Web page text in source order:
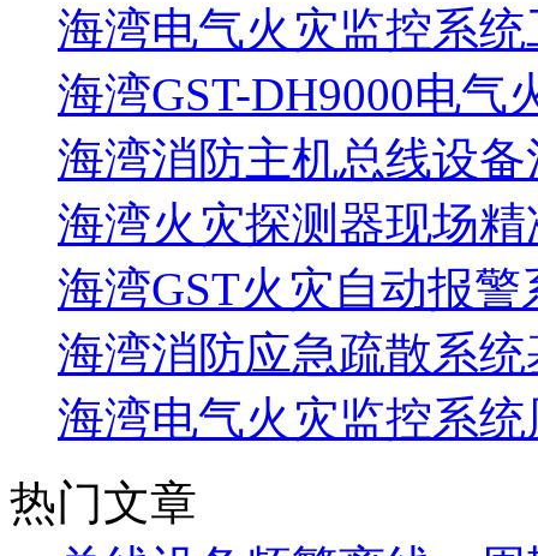
海湾电气火灾监控系统
海湾GST-DH9000电气
海湾消防主机总线设备
海湾火灾探测器现场
海湾GST火灾自动报警
海湾消防应急疏散系统
海湾电气火灾监控系
热门文章